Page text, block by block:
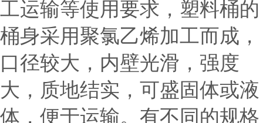
工运输等使用要求，塑料桶的
桶身采用聚氯乙烯加工而成，
口径较大，内壁光滑，强度
大，质地结实，可盛固体或液
体，便于运输。有不同的规格